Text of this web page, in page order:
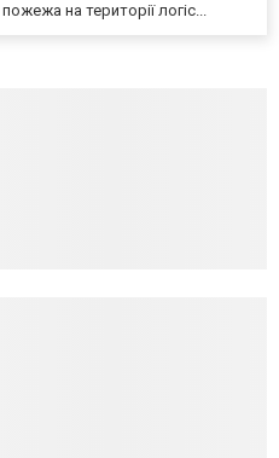
на території логіс...